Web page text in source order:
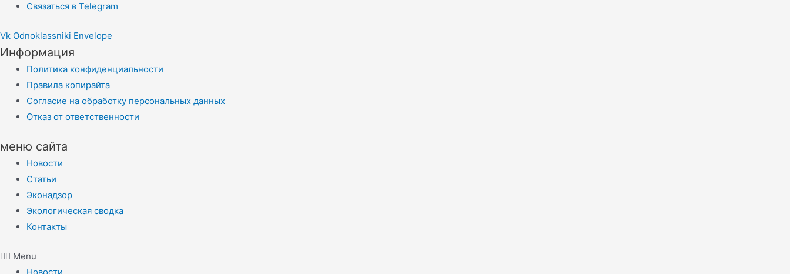
Связаться в Telegram
Vk Odnoklassniki Envelope
Информация
Политика конфиденциальности
Правила копирайта
Согласие на обработку персональных данных
Отказ от ответственности
меню сайта
Новости
Статьи
Эконадзор
Экологическая сводка
Контакты
Menu
Новости